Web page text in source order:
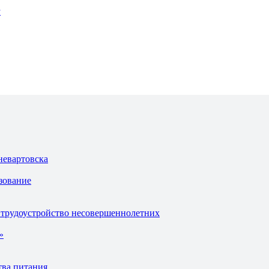
несовершеннолетних
питания